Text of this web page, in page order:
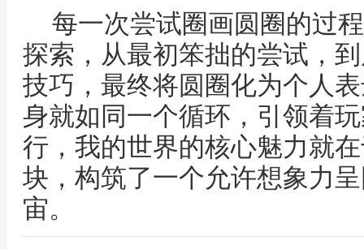
每一次尝试圈画圆圈的过
探索，从最初笨拙的尝试，
技巧，最终将圆圈化为个人
身就如同一个循环，引领着
行，我的世界的核心魅力就
块，构筑了一个允许想象力
宙。